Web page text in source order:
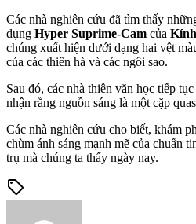
Các nhà nghiên cứu đã tìm thấy
dụng Hyper Suprime-Cam của
chúng xuất hiện dưới dạng hai vệt
của các thiên hà và các ngôi sao.
Sau đó, các nhà thiên văn học tiếp
nhận rằng nguồn sáng là một cặp
Các nhà nghiên cứu cho biết, khám
chùm ánh sáng mạnh mẽ của chuẩn
trụ mà chúng ta thấy ngày nay.
sell